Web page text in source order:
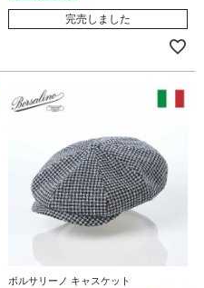
完売しました
ボルサリーノ キャスケット